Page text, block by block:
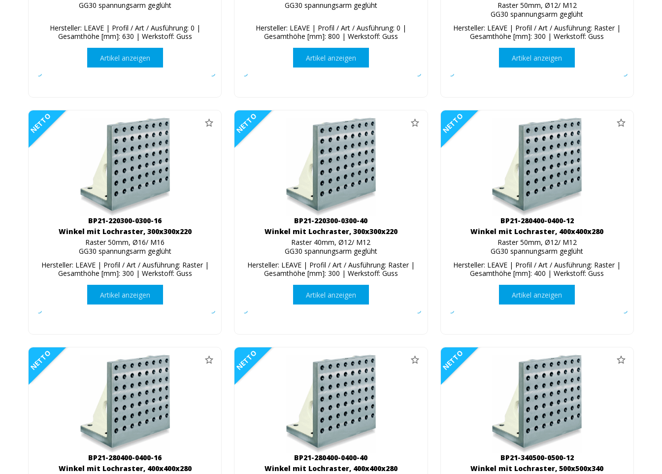
GG30 spannungsarm geglüht
Hersteller: LEAVE | Profil / Art / Ausführung: 0 |
Gesamthöhe [mm]: 630 | Werkstoff: Guss
Artikel anzeigen
GG30 spannungsarm geglüht
Hersteller: LEAVE | Profil / Art / Ausführung: 0 |
Gesamthöhe [mm]: 800 | Werkstoff: Guss
Artikel anzeigen
Raster 50mm, Ø12/ M12
GG30 spannungsarm geglüht
Hersteller: LEAVE | Profil / Art / Ausführung: Raster |
Gesamthöhe [mm]: 300 | Werkstoff: Guss
Artikel anzeigen
NETTO
BP21-220300-0300-16
Winkel mit Lochraster, 300x300x220
Raster 50mm, Ø16/ M16
GG30 spannungsarm geglüht
Hersteller: LEAVE | Profil / Art / Ausführung: Raster |
Gesamthöhe [mm]: 300 | Werkstoff: Guss
Artikel anzeigen
NETTO
BP21-220300-0300-40
Winkel mit Lochraster, 300x300x220
Raster 40mm, Ø12/ M12
GG30 spannungsarm geglüht
Hersteller: LEAVE | Profil / Art / Ausführung: Raster |
Gesamthöhe [mm]: 300 | Werkstoff: Guss
Artikel anzeigen
NETTO
BP21-280400-0400-12
Winkel mit Lochraster, 400x400x280
Raster 50mm, Ø12/ M12
GG30 spannungsarm geglüht
Hersteller: LEAVE | Profil / Art / Ausführung: Raster |
Gesamthöhe [mm]: 400 | Werkstoff: Guss
Artikel anzeigen
NETTO
BP21-280400-0400-16
Winkel mit Lochraster, 400x400x280
NETTO
BP21-280400-0400-40
Winkel mit Lochraster, 400x400x280
NETTO
BP21-340500-0500-12
Winkel mit Lochraster, 500x500x340